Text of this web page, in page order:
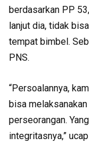
berdasarkan PP
lanjut dia, tidak
tempat bimbel.
PNS.
“Persoalannya,
bisa
perseorangan.
integritasnya,”